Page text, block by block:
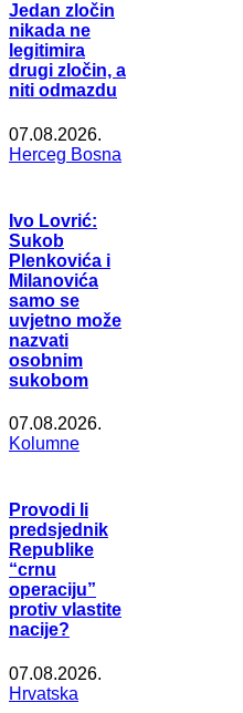
Jedan zločin
nikada ne
legitimira
drugi zločin, a
niti odmazdu
07.08.2026.
Herceg Bosna
Ivo Lovrić:
Sukob
Plenkovića i
Milanovića
samo se
uvjetno može
nazvati
osobnim
sukobom
07.08.2026.
Kolumne
Provodi li
predsjednik
Republike
“crnu
operaciju”
protiv vlastite
nacije?
07.08.2026.
Hrvatska